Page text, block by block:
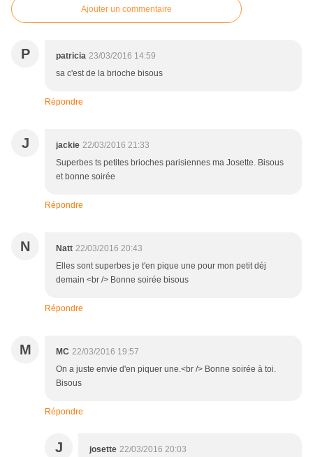
Ajouter un commentaire
P patricia 23/03/2016 14:59
sa c'est de la brioche bisous
Répondre
J jackie 22/03/2016 21:33
Superbes ts petites brioches parisiennes ma Josette. Bisous
et bonne soirée
Répondre
N Natt 22/03/2016 20:43
Elles sont superbes je t'en pique une pour mon petit déj
demain <br /> Bonne soirée bisous
Répondre
M MC 22/03/2016 19:57
On a juste envie d'en piquer une.<br /> Bonne soirée à toi.
Bisous
Répondre
J josette 22/03/2016 20:03